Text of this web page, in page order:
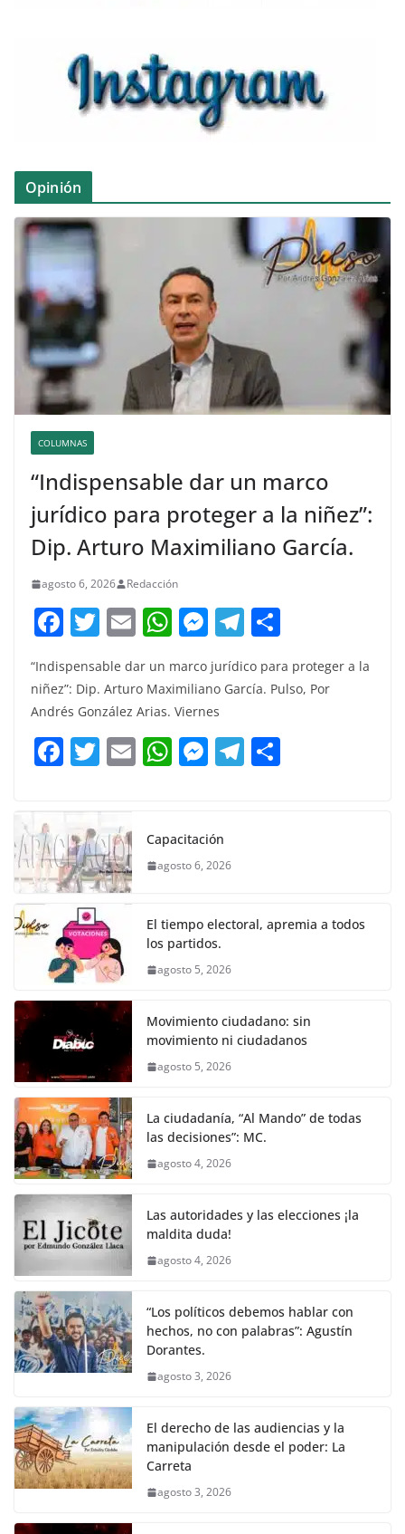
Opinión
COLUMNAS
“Indispensable dar un marco
jurídico para proteger a la niñez”:
Dip. Arturo Maximiliano García.
agosto 6, 2026 Redacción
F
c
e
b
o
k
T
w
itt
er
E
ai
l
W
at
s
A
p
M
e
ss
e
n
g
T
e
a
m
m
“Indispensable dar un marco jurídico para proteger a la
niñez”: Dip. Arturo Maximiliano García. Pulso, Por
Andrés González Arias. Viernes
F
c
e
b
o
o
k
T
itt
er
E W
s
A
p
M
e
n
er
T
Capacitación
agosto 6, 2026
El tiempo electoral, apremia a todos
los partidos.
agosto 5, 2026
Movimiento ciudadano: sin
movimiento ni ciudadanos
agosto 5, 2026
La ciudadanía, “Al Mando” de todas
las decisiones”: MC.
agosto 4, 2026
Las autoridades y las elecciones ¡la
maldita duda!
agosto 4, 2026
“Los políticos debemos hablar con
hechos, no con palabras”: Agustín
Dorantes.
agosto 3, 2026
El derecho de las audiencias y la
manipulación desde el poder: La
Carreta
agosto 3, 2026